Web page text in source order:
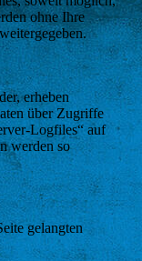
ohne Ihre
erheben
über Zugriffe
Logfiles“ auf
werden so
gelangten